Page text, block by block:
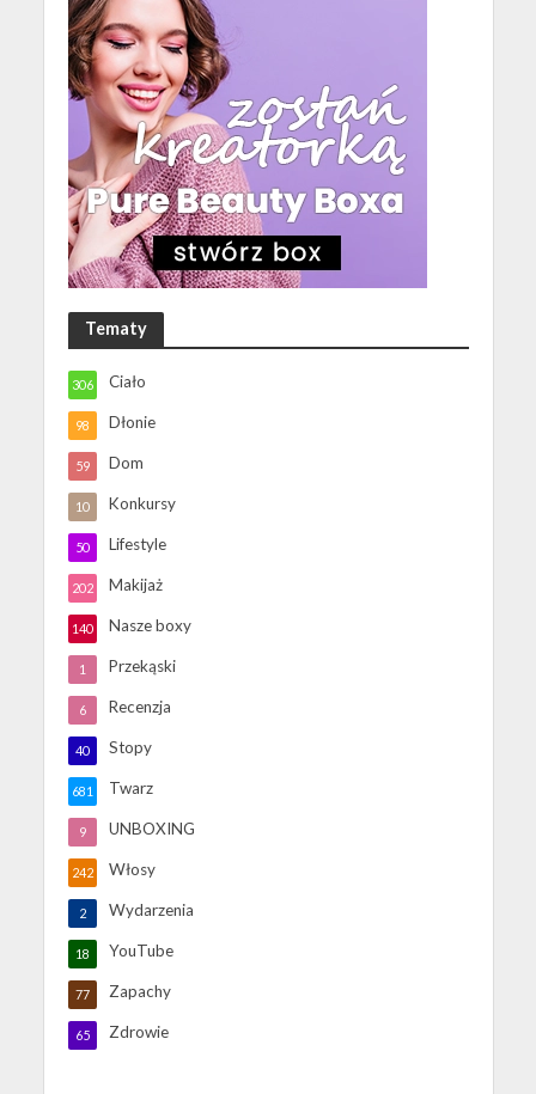
Tematy
Ciało
306
Dłonie
98
Dom
59
Konkursy
10
Lifestyle
50
Makijaż
202
Nasze boxy
140
Przekąski
1
Recenzja
6
Stopy
40
Twarz
681
UNBOXING
9
Włosy
242
Wydarzenia
2
YouTube
18
Zapachy
77
Zdrowie
65